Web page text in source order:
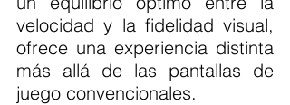
velocidad y la fidelidad visual,
ofrece una experiencia distinta
más allá de las pantallas de
juego convencionales.